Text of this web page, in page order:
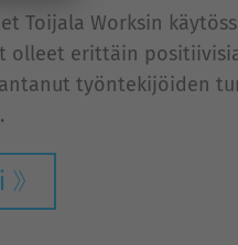
Toijala Worksin
olleet erittäin
työntekijöiden